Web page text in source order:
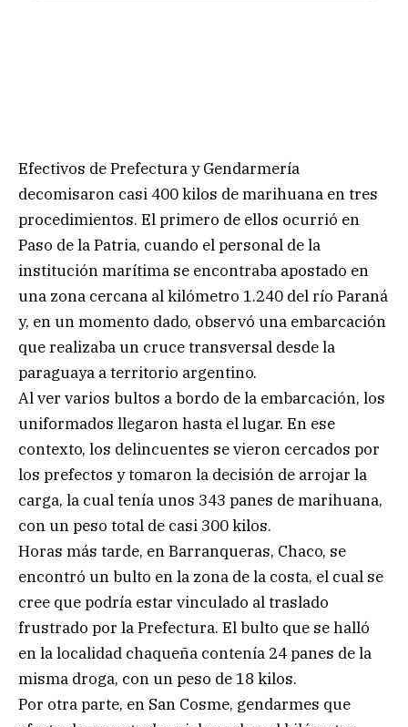
Efectivos de Prefectura y Gendarmería
decomisaron casi 400 kilos de marihuana en tres
procedimientos. El primero de ellos ocurrió en
Paso de la Patria, cuando el personal de la
institución marítima se encontraba apostado en
una zona cercana al kilómetro 1.240 del río Paraná
y, en un momento dado, observó una embarcación
que realizaba un cruce transversal desde la
paraguaya a territorio argentino.
Al ver varios bultos a bordo de la embarcación, los
uniformados llegaron hasta el lugar. En ese
contexto, los delincuentes se vieron cercados por
los prefectos y tomaron la decisión de arrojar la
carga, la cual tenía unos 343 panes de marihuana,
con un peso total de casi 300 kilos.
Horas más tarde, en Barranqueras, Chaco, se
encontró un bulto en la zona de la costa, el cual se
cree que podría estar vinculado al traslado
frustrado por la Prefectura. El bulto que se halló
en la localidad chaqueña contenía 24 panes de la
misma droga, con un peso de 18 kilos.
Por otra parte, en San Cosme, gendarmes que